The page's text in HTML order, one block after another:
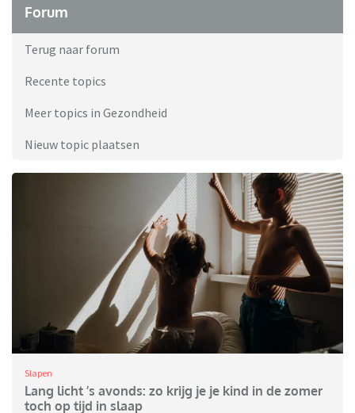
Forum
Terug naar forum
Recente topics
Meer topics in Gezondheid
Nieuw topic plaatsen
Slapen
Lang licht ’s avonds: zo krijg je je kind in de zomer
toch op tijd in slaap